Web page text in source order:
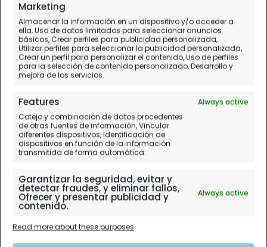
Marketing
Almacenar la información en un dispositivo y/o acceder a
ella, Uso de datos limitados para seleccionar anuncios
básicos, Crear perfiles para publicidad personalizada,
Utilizar perfiles para seleccionar la publicidad personalizada,
Crear un perfil para personalizar el contenido, Uso de perfiles
para la selección de contenido personalizado, Desarrollo y
mejora de los servicios.
Features
Always active
Cotejo y combinación de datos procedentes
de otras fuentes de información, Vincular
diferentes dispositivos, Identificación de
dispositivos en función de la información
transmitida de forma automática.
Garantizar la seguridad, evitar y
detectar fraudes, y eliminar fallos,
Ofrecer y presentar publicidad y
contenido.
Always active
Read more about these purposes